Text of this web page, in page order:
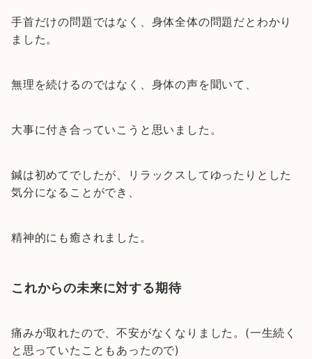
手首だけの問題ではなく、身体全体の問題だとわかり
ました。
無理を続けるのではなく、身体の声を聞いて、
大事に付き合っていこうと思いました。
鍼は初めてでしたが、リラックスしてゆったりとした
気分になることができ、
精神的にも癒されました。
これからの未来に対する期待
痛みが取れたので、不安がなくなりました。(一生続く
と思っていたこともあったので)